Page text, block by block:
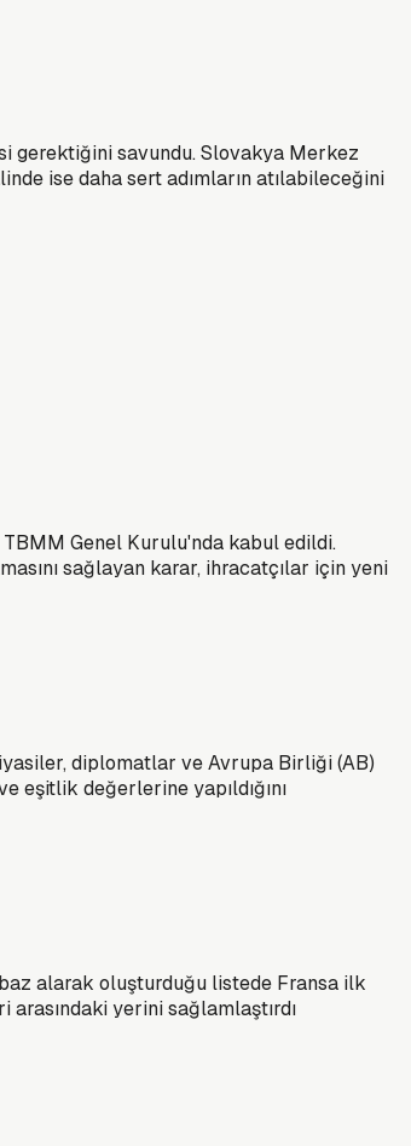
gerektiğini savundu. Slovakya Merkez
ise daha sert adımların atılabileceğini
Genel Kurulu'nda kabul edildi.
sağlayan karar, ihracatçılar için yeni
diplomatlar ve Avrupa Birliği (AB)
eşitlik değerlerine yapıldığını
alarak oluşturduğu listede Fransa ilk
yerini sağlamlaştırdı